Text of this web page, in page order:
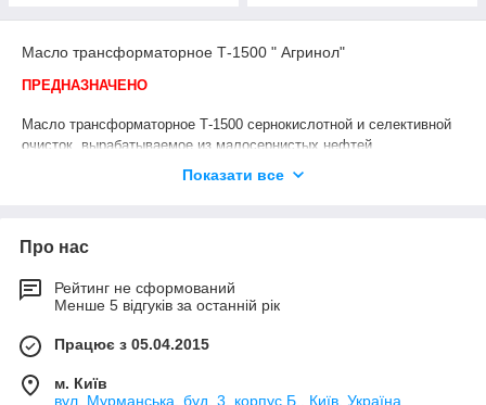
Масло трансформаторное Т-1500 " Агринол"
ПРЕДНАЗНАЧЕНО
Масло трансформаторное Т-1500 сернокислотной и селективной
очисток, вырабатываемое из малосернистых нефтей.
высоковольтной аппаратуры (напряжением до 500 кВ) в качестве
Показати все
Про нас
Рейтинг не сформований
Менше 5 відгуків за останній рік
Працює з 05.04.2015
м. Київ
вул. Мурманська, буд. 3, корпус Б., Київ, Україна